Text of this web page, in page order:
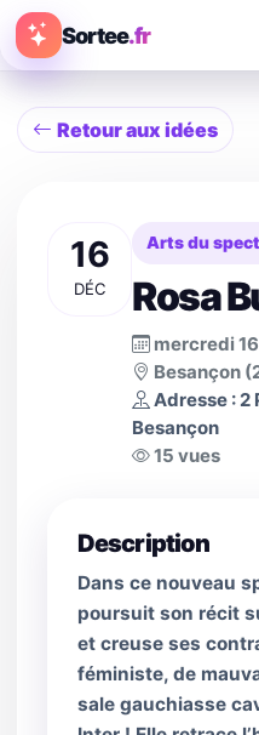
Sortee.fr
Retour aux idées
16
DÉC
Arts du
Rosa
mercredi
Besançon
Adresse : 2
Besançon
15 vues
Description
Dans ce nouveau
poursuit son récit
et creuse ses
féministe, de
sale gauchiasse